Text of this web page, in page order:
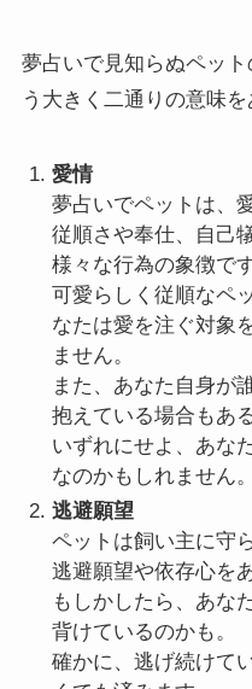
夢占いで見知らぬペット
う大きく二通りの意味を
愛情
夢占いでペットは、
従順さや奉仕、自己
様々な行為の象徴です
可愛らしく従順なペ
なたは愛を注ぐ対象
ません。
また、あなた自身が
抱えている場合もあ
いずれにせよ、あな
なのかもしれません。
逃避願望
ペットは飼い主に守
逃避願望や依存心を
もしかしたら、あな
背けているのかも。
確かに、逃げ続けて